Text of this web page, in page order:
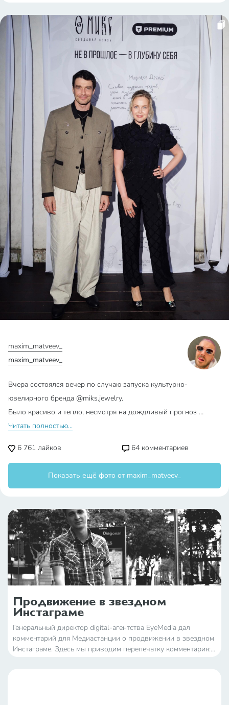
maxim_matveev_
maxim_matveev_
Вчера состоялся вечер по случаю запуска культурно-
ювелирного бренда @miks.jewelry.
Было красиво и тепло, несмотря на дождливый прогноз …
Читать полностью...
6 761 лайков 64 комментариев
Показать ещё фото от maxim_matveev_
Продвижение в звездном
Инстаграме
Генеральный директор digital-агентства EyeMedia дал
комментарий для Медиастанции о продвижении в звездном
Инстаграме. Здесь мы приводим перепечатку комментария: